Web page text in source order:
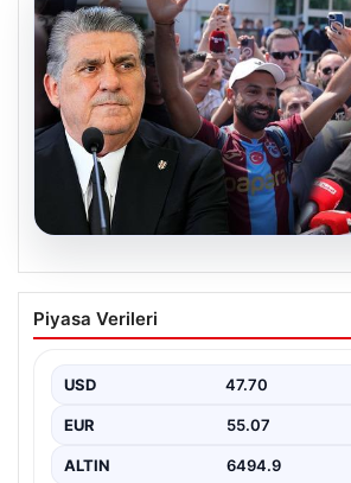
Ertuğrul Doğan’dan Serdal
Salah Transferi Üzerinden
Trabzonspor Kulübü Başkanı Ertuğrul
söylentileriyle ilgili…
Piyasa Verileri
USD 47.70
EUR 55.07
ALTIN 6494.9